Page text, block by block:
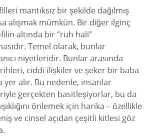
mantıksız bir şekilde dağılmış
alışmak mümkün. Bir diğer ilginç
altında bir “ruh hali”
Temel olarak, bunlar
niyetleridir. Bunlar arasında
ciddi ilişkiler ve şeker bir baba
yer alır. Bu nedenle, insanlar
gerçekten basitleşiyorlar, bu da
önlemek için harika – özellikle
ve cinsel açıdan çeşitli kitlesi göz